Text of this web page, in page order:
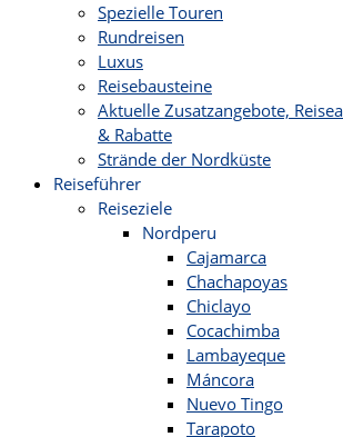
Spezielle Touren
Rundreisen
Luxus
Reisebausteine
Aktuelle Zusatzangebote,
& Rabatte
Strände der Nordküste
Reiseführer
Reiseziele
Nordperu
Cajamarca
Chachapoyas
Chiclayo
Cocachimba
Lambayeque
Máncora
Nuevo Tingo
Tarapoto